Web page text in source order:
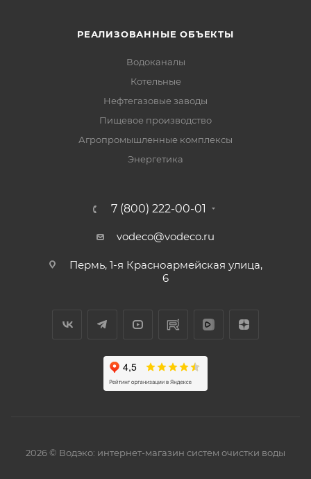
РЕАЛИЗОВАННЫЕ ОБЪЕКТЫ
Водоканалы
Котельные
Нефтегазовые заводы
Пищевое производство
Агропромышленные комплексы
Энергетика
7 (800) 222-00-01
vodeco@vodeco.ru
Пермь, 1-я Красноармейская улица,
6
2026 © Водэко: интернет-магазин систем очистки воды